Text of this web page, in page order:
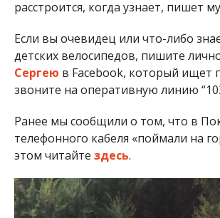
расстроится, когда узнает, пишет
Если вы очевидец или что-либо
детских велосипедов, пишите
Сергею в Facebook, который ищет
звоните на оперативную линию
Ранее мы сообщили о том, что в
телефонного кабеля «поймали на
этом читайте здесь.